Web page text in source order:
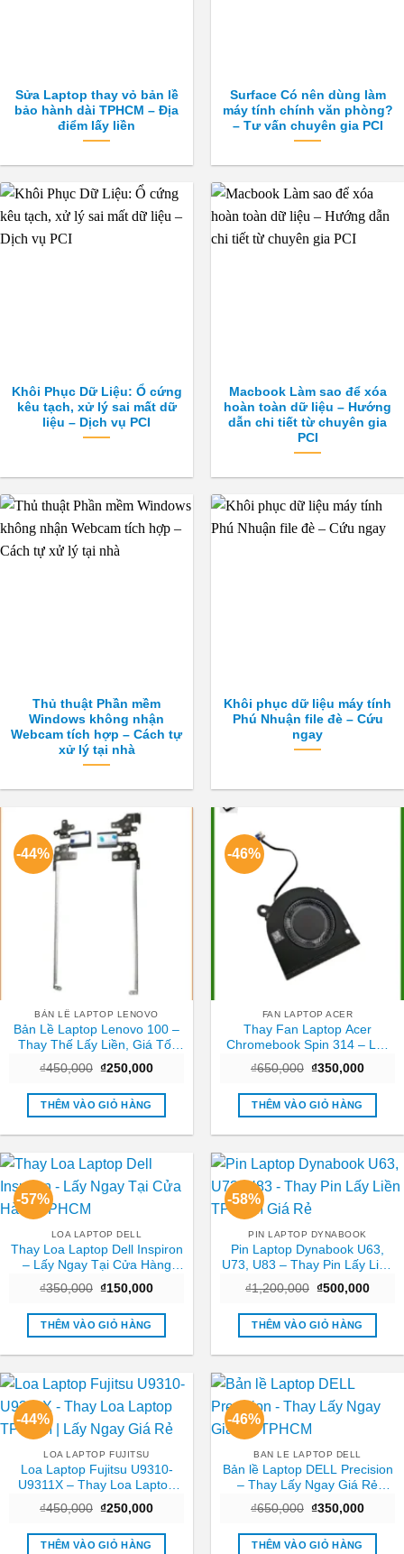
Sửa Laptop thay vỏ bản lề
bảo hành dài TPHCM – Địa
điểm lấy liền
Surface Có nên dùng làm
máy tính chính văn phòng?
– Tư vấn chuyên gia PCI
Khôi Phục Dữ Liệu: Ổ cứng
kêu tạch, xử lý sai mất dữ
liệu – Dịch vụ PCI
Macbook Làm sao để xóa
hoàn toàn dữ liệu – Hướng
dẫn chi tiết từ chuyên gia
PCI
Thủ thuật Phần mềm
Windows không nhận
Webcam tích hợp – Cách tự
xử lý tại nhà
Khôi phục dữ liệu máy tính
Phú Nhuận file đè – Cứu
ngay
-44%
BẢN LỀ LAPTOP LENOVO
Bản Lề Laptop Lenovo 100 –
Thay Thế Lấy Liền, Giá Tốt
₫450,000 Giá
là:
₫450,000.
₫250,000Giá
tại
₫250,000.
THÊM VÀO GIỎ HÀNG
-46%
FAN LAPTOP ACER
Thay Fan Laptop Acer
Chromebook Spin 314 – Lấy
₫650,000 Giá
là:
₫650,000.
₫350,000Giá
tại
THÊM VÀO GIỎ HÀNG
-57%
LOA LAPTOP DELL
Thay Loa Laptop Dell Inspiron
– Lấy Ngay Tại Cửa Hàng
₫350,000 Giá
là:
₫350,000.
₫150,000Giá
tại
₫150,000.
THÊM VÀO GIỎ HÀNG
-58%
PIN LAPTOP DYNABOOK
Pin Laptop Dynabook U63,
U73, U83 – Thay Pin Lấy Liền
₫1,200,000 Giá
là:
₫1,200,000.
₫500,000Giá
tại
THÊM VÀO GIỎ HÀNG
-44%
LOA LAPTOP FUJITSU
Loa Laptop Fujitsu U9310-
U9311X – Thay Loa Laptop
₫450,000 Giá
là:
₫450,000.
₫250,000Giá
tại
THÊM VÀO GIỎ HÀNG
-46%
BAN LE LAPTOP DELL
Bản lề Laptop DELL Precision
– Thay Lấy Ngay Giá Rẻ
₫650,000 Giá
là:
₫650,000.
₫350,000Giá
tại
THÊM VÀO GIỎ HÀNG